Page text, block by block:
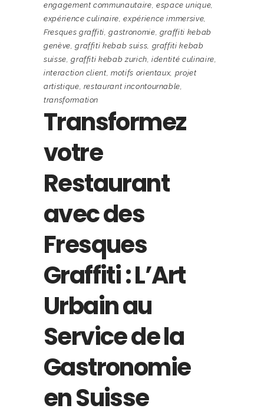
engagement communautaire, espace unique,
expérience culinaire,expérience immersive,
Fresques graffiti,gastronomie, graffiti kebab
genève,graffiti kebab suiss, graffiti kebab
suisse,graffiti kebab zurich,identité culinaire,
interaction client,motifs orientaux, projet
artistique, restaurant incontournable,
transformation
Transformez
votre
Restaurant
avec des
Fresques
Graffiti : L’Art
Urbain au
Service de la
Gastronomie
en Suisse